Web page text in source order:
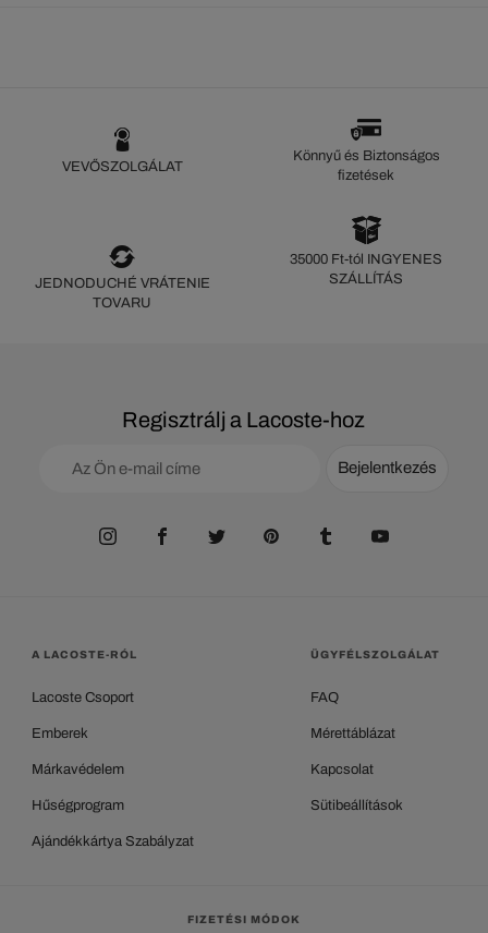
VEVŐSZOLGÁLAT
Könnyű és Biztonságos
fizetések
JEDNODUCHÉ VRÁTENIE
TOVARU
35000 Ft-tól INGYENES
SZÁLLÍTÁS
Regisztrálj a Lacoste-hoz
Bejelentkezés
A LACOSTE-RÓL
Lacoste Csoport
Emberek
Márkavédelem
Hűségprogram
Ajándékkártya Szabályzat
ÜGYFÉLSZOLGÁLAT
FAQ
Mérettáblázat
Kapcsolat
Sütibeállítások
FIZETÉSI MÓDOK